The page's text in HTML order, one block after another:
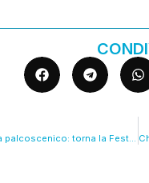
Il centro storico diventa palcoscenico: torna la Festa della musica. VIDEO